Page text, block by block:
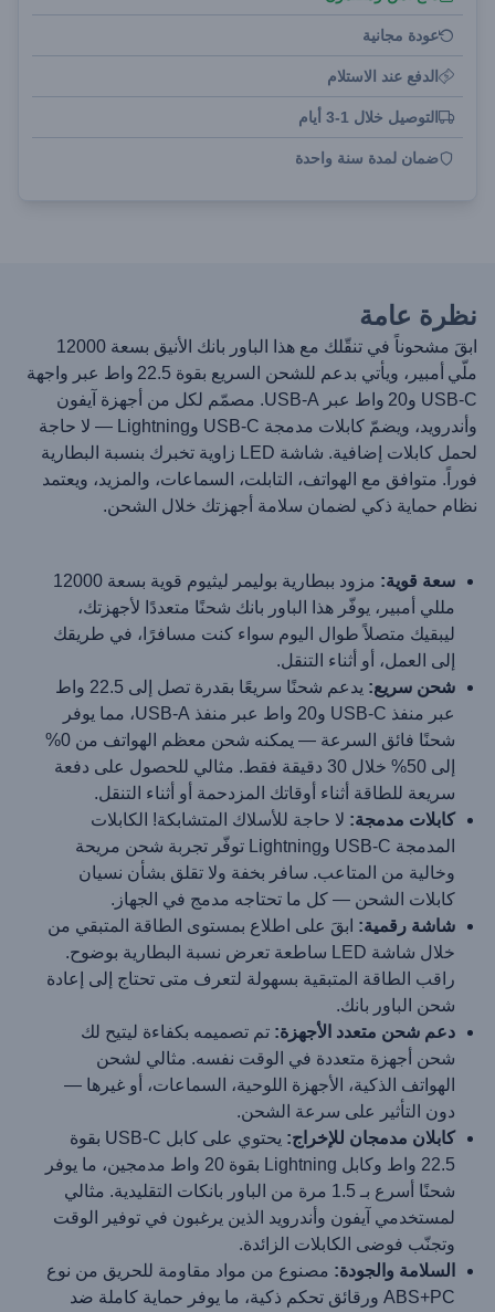
عودة مجانية
الدفع عند الاستلام
التوصيل خلال 1-3 أيام
ضمان لمدة سنة واحدة
نظرة عامة
ابقَ مشحوناً في تنقّلك مع هذا الباور بانك الأنيق بسعة 12000
ملّي أمبير، ويأتي بدعم للشحن السريع بقوة 22.5 واط عبر واجهة
USB‑C و20 واط عبر USB‑A. مصمّم لكل من أجهزة آيفون
وأندرويد، ويضمّ كابلات مدمجة USB‑C وLightning — لا حاجة
لحمل كابلات إضافية. شاشة LED زاوية تخبرك بنسبة البطارية
فوراً. متوافق مع الهواتف، التابلت، السماعات، والمزيد، ويعتمد
نظام حماية ذكي لضمان سلامة أجهزتك خلال الشحن.
سعة قوية:
مزود ببطارية بوليمر ليثيوم قوية بسعة 12000
مللي أمبير، يوفّر هذا الباور بانك شحنًا متعددًا لأجهزتك،
ليبقيك متصلاً طوال اليوم سواء كنت مسافرًا، في طريقك
إلى العمل، أو أثناء التنقل.
شحن سريع:
يدعم شحنًا سريعًا بقدرة تصل إلى 22.5 واط
عبر منفذ USB-C و20 واط عبر منفذ USB-A، مما يوفر
شحنًا فائق السرعة — يمكنه شحن معظم الهواتف من 0%
إلى 50% خلال 30 دقيقة فقط. مثالي للحصول على دفعة
سريعة للطاقة أثناء أوقاتك المزدحمة أو أثناء التنقل.
كابلات مدمجة: لا حاجة للأسلاك المتشابكة! الكابلات
المدمجة USB-C وLightning توفّر تجربة شحن مريحة
وخالية من المتاعب. سافر بخفة ولا تقلق بشأن نسيان
كابلات الشحن — كل ما تحتاجه مدمج في الجهاز.
شاشة رقمية: ابقَ على اطلاع بمستوى الطاقة المتبقي من
خلال شاشة LED ساطعة تعرض نسبة البطارية بوضوح.
راقب الطاقة المتبقية بسهولة لتعرف متى تحتاج إلى إعادة
شحن الباور بانك.
دعم شحن متعدد الأجهزة: تم تصميمه بكفاءة ليتيح لك
شحن أجهزة متعددة في الوقت نفسه. مثالي لشحن
الهواتف الذكية، الأجهزة اللوحية، السماعات، أو غيرها —
دون التأثير على سرعة الشحن.
كابلان مدمجان للإخراج:
يحتوي على كابل USB-C بقوة
22.5 واط وكابل Lightning بقوة 20 واط مدمجين، ما يوفر
شحنًا أسرع بـ 1.5 مرة من الباور بانكات التقليدية. مثالي
لمستخدمي آيفون وأندرويد الذين يرغبون في توفير الوقت
وتجنّب فوضى الكابلات الزائدة.
السلامة والجودة: مصنوع من مواد مقاومة للحريق من نوع
ABS+PC ورقائق تحكم ذكية، ما يوفر حماية كاملة ضد